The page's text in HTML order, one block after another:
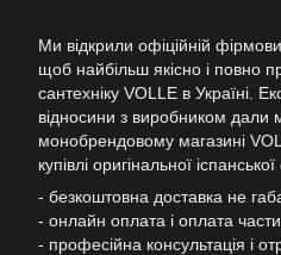
Ми відкрили офіційній
щоб найбільш якісно і повно
сантехніку VOLLE в Україні.
відносини з виробником дали
монобрендовому магазині
купівлі оригінальної
- безкоштовна доставка не
- онлайн оплата і оплата
- професійна консультація і